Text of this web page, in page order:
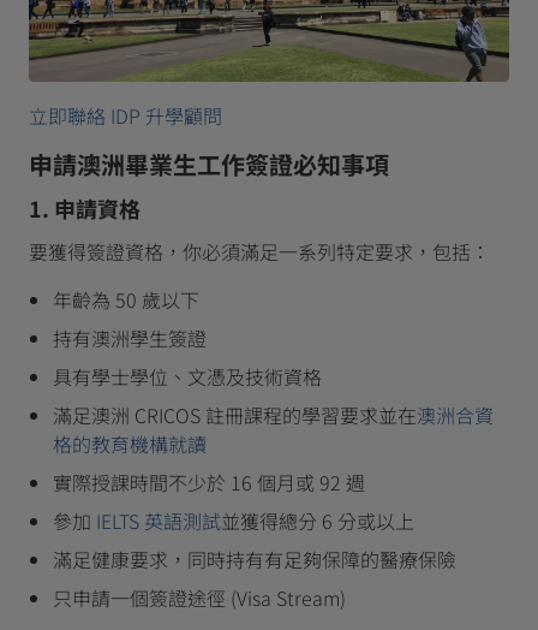
立即聯絡 IDP 升學顧問
申請澳洲畢業生工作簽證必知事項
1. 申請資格
要獲得簽證資格，你必須滿足一系列特定要求，包括：
年齡為 50 歲以下
持有澳洲學生簽證
具有學士學位、文憑及技術資格
滿足澳洲 CRICOS 註冊課程的學習要求並在澳洲合資
格的教育機構就讀
實際授課時間不少於 16 個月或 92 週
參加 IELTS 英語測試並獲得總分 6 分或以上
滿足健康要求，同時持有有足夠保障的醫療保險
只申請一個簽證途徑 (Visa Stream)